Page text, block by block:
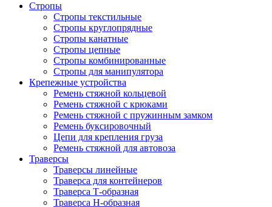
Стропы
Стропы текстильные
Стропы круглопрядные
Стропы канатные
Стропы цепные
Стропы комбинированные
Стропы для манипулятора
Крепежные устройства
Ремень стяжной кольцевой
Ремень стяжной с крюками
Ремень стяжной с пружинным замком
Ремень буксировочный
Цепи для крепления груза
Ремень стяжной для автовоза
Траверсы
Траверсы линейные
Траверса для контейнеров
Траверса Т-образная
Траверса Н-образная